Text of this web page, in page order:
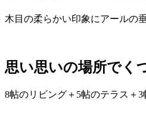
木目の柔らかい印象にアールの
思い思いの場所でく
8帖のリビング＋5帖のテラス＋